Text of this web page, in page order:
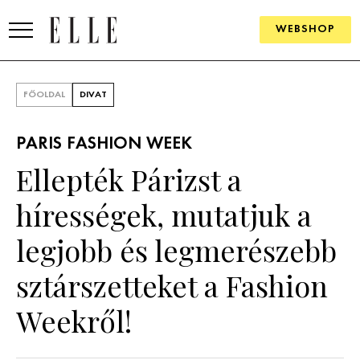
WEBSHOP
SZÉPSÉG
PSZICHÉ
ÉLETMÓD
FŐOLDAL DIVAT
PARIS FASHION WEEK
Ellepték Párizst a
hírességek, mutatjuk a
legjobb és legmerészebb
sztárszetteket a Fashion
Weekről!